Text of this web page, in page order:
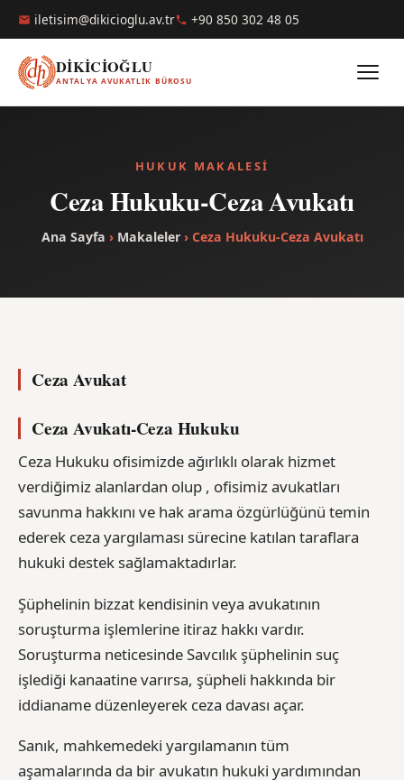
iletisim@dikicioglu.av.tr +90 850 302 48 05
DİKİCİOĞLU
ANTALYA AVUKATLIK BÜROSU
HUKUK MAKALESI
Ceza Hukuku-Ceza Avukatı
Ana Sayfa › Makaleler› Ceza Hukuku-Ceza Avukatı
Ceza Avukat
Ceza Avukatı-Ceza Hukuku
Ceza Hukuku ofisimizde ağırlıklı olarak hizmet
verdiğimiz alanlardan olup , ofisimiz avukatları
savunma hakkını ve hak arama özgürlüğünü temin
ederek ceza yargılaması sürecine katılan taraflara
hukuki destek sağlamaktadırlar.
Şüphelinin bizzat kendisinin veya avukatının
soruşturma işlemlerine itiraz hakkı vardır.
Soruşturma neticesinde Savcılık şüphelinin suç
işlediği kanaatine varırsa, şüpheli hakkında bir
iddianame düzenleyerek ceza davası açar.
Sanık, mahkemedeki yargılamanın tüm
aşamalarında da bir avukatın hukuki yardımından